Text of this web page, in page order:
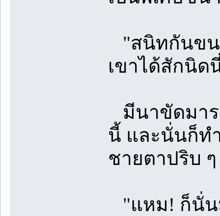
"สนิทกันขน
เขาได้สักนิด
มีนาขัดมาร
นี้ และนั่นก็ท
ชายตาปริบ ๆ
"แหม! ก็นั่น